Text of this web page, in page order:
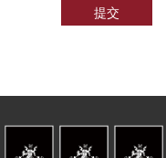
0.03米提交